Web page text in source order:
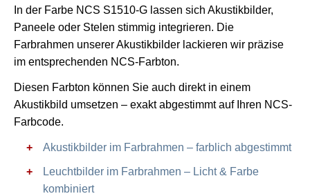
In der Farbe NCS S1510-G lassen sich Akustikbilder,
Paneele oder Stelen stimmig integrieren. Die
Farbrahmen unserer Akustikbilder lackieren wir präzise
im entsprechenden NCS-Farbton.
Diesen Farbton können Sie auch direkt in einem
Akustikbild umsetzen – exakt abgestimmt auf Ihren NCS-
Farbcode.
Akustikbilder im Farbrahmen – farblich abgestimmt
Leuchtbilder im Farbrahmen – Licht & Farbe
kombiniert